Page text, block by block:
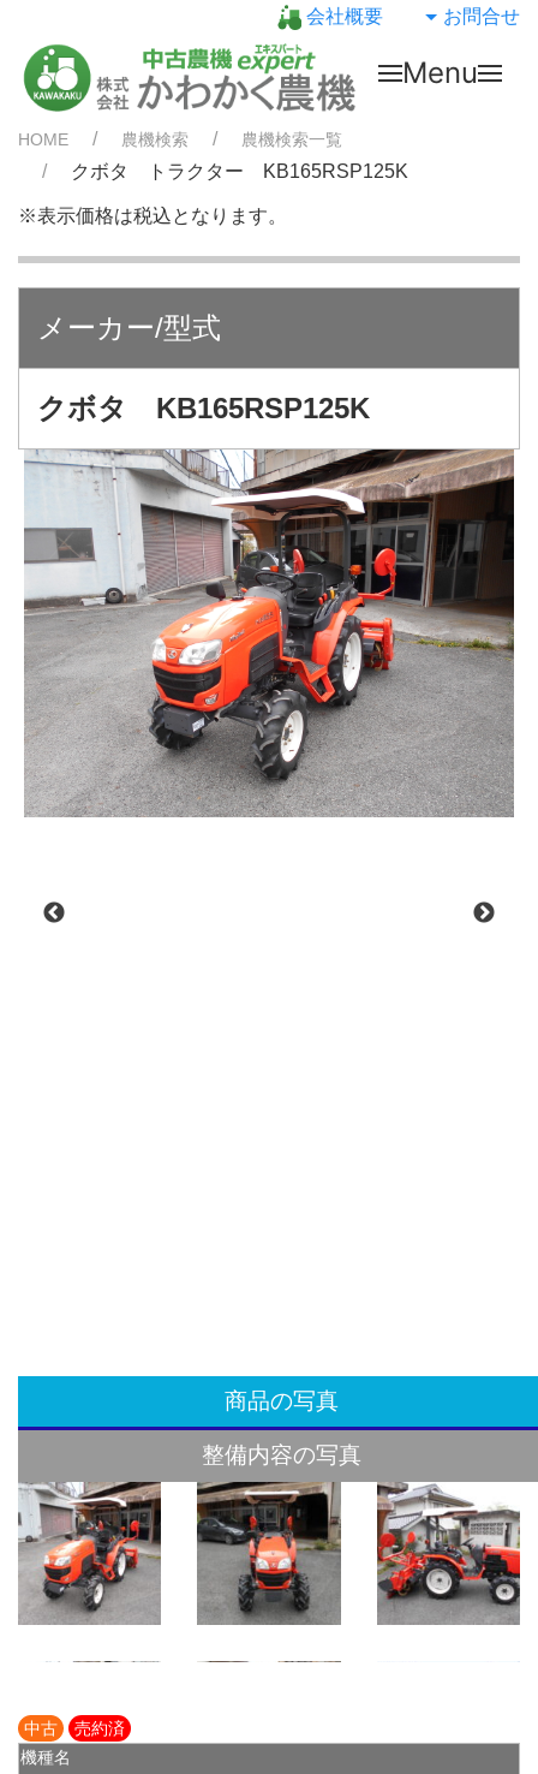
会社概要 お問合せ
Menu
HOME 農機検索 農機検索一覧
クボタ トラクター KB165RSP125K
※表示価格は税込となります。
メーカー/型式
クボタ KB165RSP125K
商品の写真
整備内容の写真
中古
売約済
機種名